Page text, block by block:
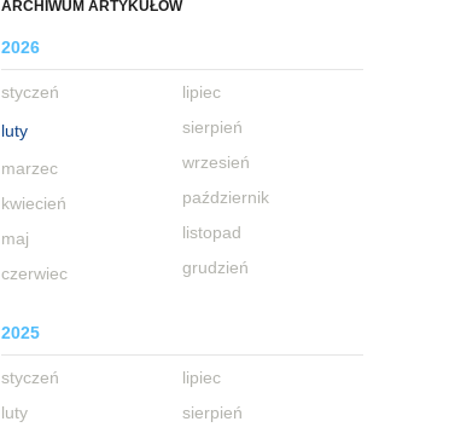
ARCHIWUM ARTYKUŁÓW
2026
styczeń
luty
marzec
kwiecień
maj
czerwiec
lipiec
sierpień
wrzesień
październik
listopad
grudzień
2025
styczeń
luty
lipiec
sierpień